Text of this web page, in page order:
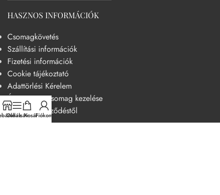
HASZNOS INFORMÁCIÓK
Csomagkövetés
Szállítási információk
Fizetési információk
Cookie tájékoztató
Adattörlési Kérelem
Át nem vett csomag kezelése
Elállás a szerződéstől
OldalsávKosárFiókom